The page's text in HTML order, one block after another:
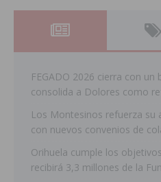
FEGADO 2026 cierra con un
consolida a Dolores como
Los Montesinos refuerza su
con nuevos convenios de
Orihuela cumple los objetivos
recibirá 3,3 millones de la